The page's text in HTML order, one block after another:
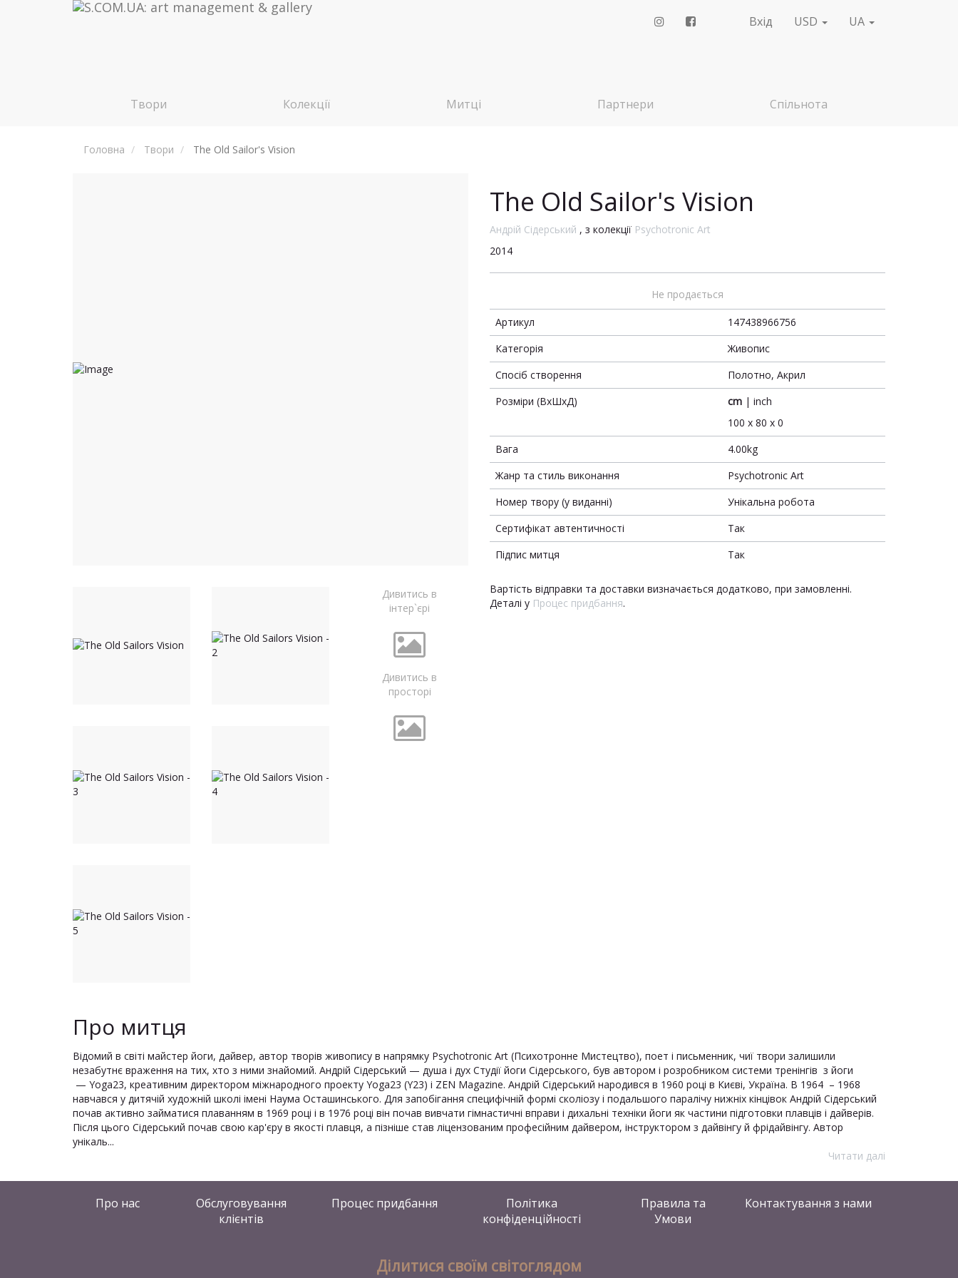
UA
USD
Вхід
Твори Колекції Митці Партнери Спільнота
Головна Твори The Old Sailor's Vision
Дивитись в
інтер`єрі
Дивитись в
просторі
The Old Sailor's Vision
Андрій Сідерський , з колекції Psychotronic Art
2014
Не продається
Артикул
147438966756
Категорія
Живопис
Спосіб створення
Полотно, Акрил
Розміри (ВхШхД)
cm | inch
100 x 80 x 0
Вага
4.00kg
Жанр та стиль виконання
Psychotronic Art
Номер твору (у виданні)
Унікальна робота
Сертифікат автентичності
Так
Підпис митця
Так
Вартість відправки та доставки визначається додатково, при замовленні.
Деталі у Процес придбання.
Про митця
Відомий в світі майстер йоги, дайвер, автор творів живопису в напрямку Psychotronic Art (Психотронне Мистецтво), поет і письменник, чиї твори залишили
незабутнє враження на тих, хто з ними знайомий. Андрій Сідерський — душа і дух Студії йоги Сідерського, був автором і розробником системи тренінгів з йоги
— Yoga23, креативним директором міжнародного проекту Yoga23 (Y23) і ZEN Magazine. Андрій Сідерський народився в 1960 році в Києві, Україна. В 1964 – 1968
навчався у дитячій художній школі імені Наума Осташинського. Для запобігання специфічній формі сколіозу і подальшого паралічу нижніх кінцівок Андрій Сідерський
почав активно займатися плаванням в 1969 році і в 1976 році він почав вивчати гімнастичні вправи і дихальні техніки йоги як частини підготовки плавців і дайверів.
Після цього Сідерський почав свою кар'єру в якості плавця, а пізніше став ліцензованим професійним дайвером, інструктором з дайвінгу й фрідайвінгу. Автор
унікаль...
Читати далі
Про нас
Обслуговування
клієнтів
Процес придбання
Політика
конфіденційності
Правила та
Умови
Контактування з нами
Ділитися своїм світоглядом